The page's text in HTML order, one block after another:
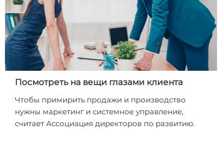
Посмотреть на вещи глазами клиента
Чтобы примирить продажи и производство
нужны маркетинг и системное управление,
считает Ассоциация директоров по развитию.